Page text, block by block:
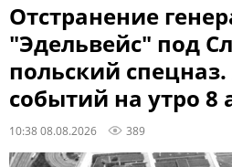
Отстранение
"Эдельвейс" под
польский
событий на утро 8
10:38 08.08.2026 389